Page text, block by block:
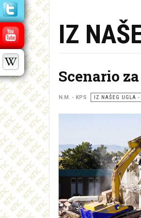
IZ
Scenario
N.M. - KPS IZ NAŠEG UGLA -